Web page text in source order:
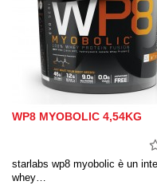
WP8 MYOBOLIC 4,54KG
starlabs wp8 myobolic è un
whey…